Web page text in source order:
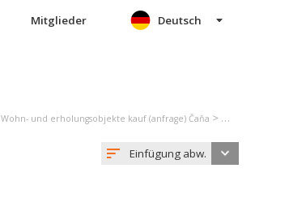
Mitglieder Deutsch
Wohn- und erholungsobjekte kauf (anfrage) Čaňa >
Einfügung abw.